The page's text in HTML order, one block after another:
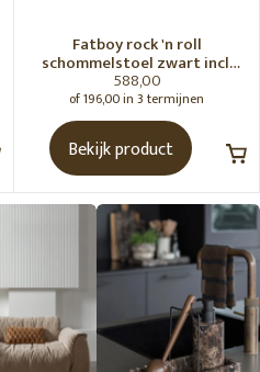
Fatboy rock 'n roll
schommelstoel zwart incl.
original Outdoor zitzak
Stripe Cacao
588,00
of 196,00 in 3 termijnen
Bekijk product